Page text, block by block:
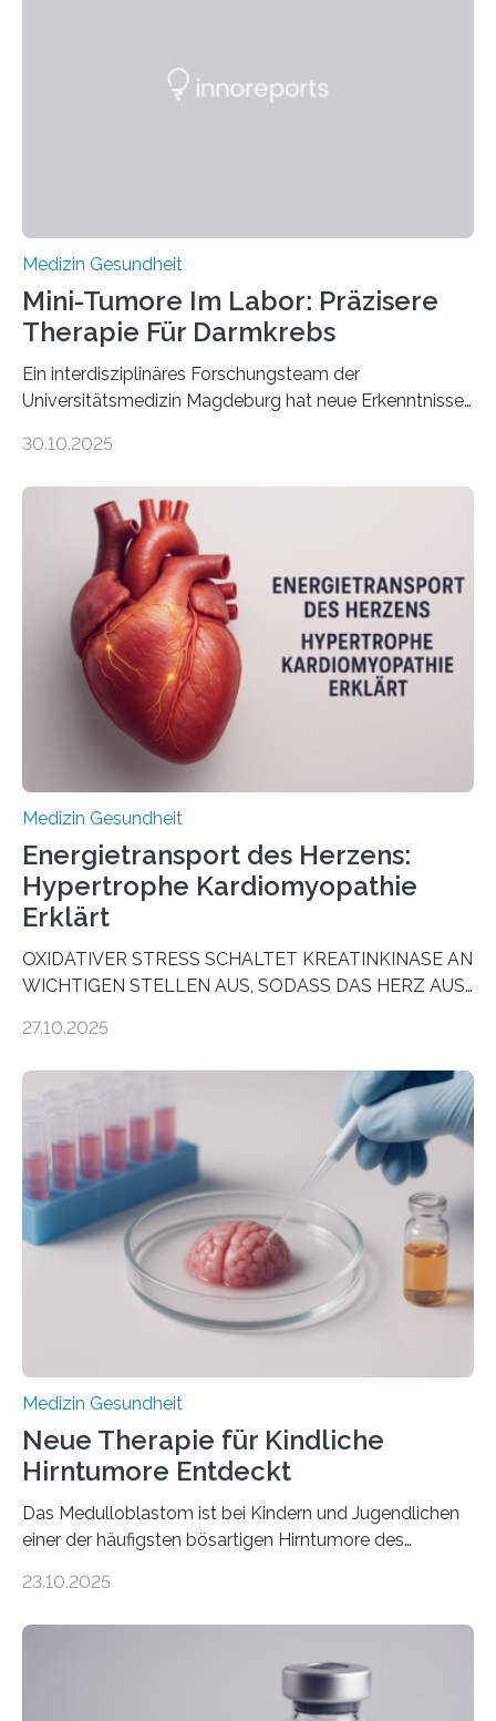
Medizin Gesundheit
Mini-Tumore Im Labor: Präzisere
Therapie Für Darmkrebs
Ein interdisziplinäres Forschungsteam der
Universitätsmedizin Magdeburg hat neue Erkenntnisse
behandelt werden kann. In ihrer aktuellen Studie,
Oncology, zeigen die Forschenden, dass Mini-Tumore
aus Gewebe von Patientinnen und Patienten –
sogenannte Organoide – genutzt werden können, um
vorab zu prüfen, welche Medikamente am besten
wirken. Dabei wurde ein Eiweiß identifiziert, das künftig
als Biomarker für die Wahl der passenden Therapie
dienen könnte. Darmkrebs zählt weltweit zu den
häufigsten Krebsarten und stellt…
30.10.2025
Medizin Gesundheit
Energietransport des Herzens:
Hypertrophe Kardiomyopathie
Erklärt
OXIDATIVER STRESS SCHALTET KREATINKINASE AN
WICHTIGEN STELLEN AUS, SODASS DAS HERZ AUS
aus dem Deutschen Zentrum für Herzinsuffizienz
im Journal Circulation, warum der Energietransport bei
der Hypertrophen Kardiomyopathie (HCM) versagen
kann und wie sich durch eine Verringerung der
Herzbelastung und des oxidativen Stresses
Rhythmusstörungen reduzieren lassen. Würzburg. Die
hypertrophe Kardiomyopathie (HCM) ist die häufigste
erblich bedingte Herzerkrankung. Sie führt dazu, dass
sich die linke Herzkammer verdickt, der Herzmuskel zu
stark kontrahiert…
27.10.2025
Medizin Gesundheit
Neue Therapie für Kindliche
Hirntumore Entdeckt
Das Medulloblastom ist bei Kindern und Jugendlichen
einer der häufigsten bösartigen Hirntumore des
Betroffenen können mit heutigen Methoden geheilt
Dringend benötigt werden zielgerichtete Therapien, die
nur Tumorschwachstellen angreifen und normales
23.10.2025